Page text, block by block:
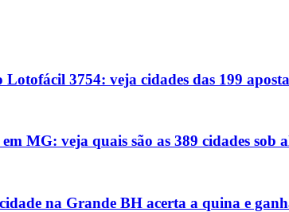
Lotofácil 3754: veja cidades das 199
MG: veja quais são as 389 cidades sob
na Grande BH acerta a quina e